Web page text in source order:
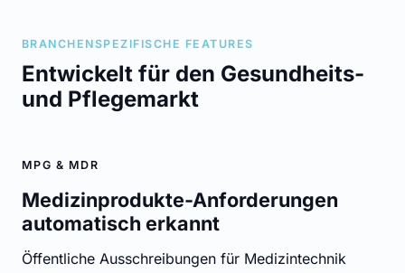
BRANCHENSPEZIFISCHE FEATURES
Entwickelt für den Gesundheits-
und Pflegemarkt
MPG & MDR
Medizinprodukte-Anforderungen
automatisch erkannt
Öffentliche Ausschreibungen für Medizintechnik